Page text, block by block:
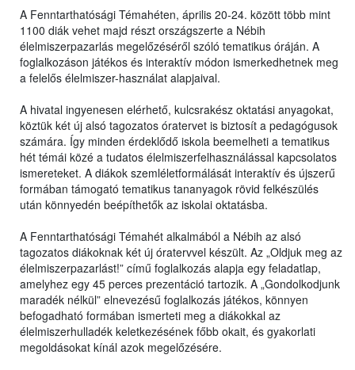
A Fenntarthatósági Témahéten, április 20-24. között több mint
1100 diák vehet majd részt országszerte a Nébih
élelmiszerpazarlás megelőzéséről szóló tematikus óráján. A
foglalkozáson játékos és interaktív módon ismerkedhetnek meg
a felelős élelmiszer-használat alapjaival.
A hivatal ingyenesen elérhető, kulcsrakész oktatási anyagokat,
köztük két új alsó tagozatos óratervet is biztosít a pedagógusok
számára. Így minden érdeklődő iskola beemelheti a tematikus
hét témái közé a tudatos élelmiszerfelhasználással kapcsolatos
ismereteket. A diákok szemléletformálását interaktív és újszerű
formában támogató tematikus tananyagok rövid felkészülés
után könnyedén beépíthetők az iskolai oktatásba.
A Fenntarthatósági Témahét alkalmából a Nébih az alsó
tagozatos diákoknak két új óratervvel készült. Az „Oldjuk meg az
élelmiszerpazarlást!” című foglalkozás alapja egy feladatlap,
amelyhez egy 45 perces prezentáció tartozik. A „Gondolkodjunk
maradék nélkül” elnevezésű foglalkozás játékos, könnyen
befogadható formában ismerteti meg a diákokkal az
élelmiszerhulladék keletkezésének főbb okait, és gyakorlati
megoldásokat kínál azok megelőzésére.